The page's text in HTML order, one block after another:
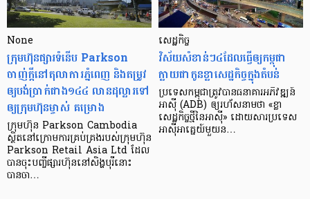
None
ក្រុមហ៊ុនផ្សារទំនើប Parkson
ចាញ់ក្ដីនៅតុលាការភ្នំពេញ និងតម្រូវ
ឲ្យបង់ប្រាក់ជាង១៤៤ លានដុល្លារទៅ
ឲ្យក្រុមហ៊ុនម្ចាស់ គម្រោង
ក្រុមហ៊ុន Parkson Cambodia
ស្ថិតនៅក្រោមការគ្រប់គ្រងរបស់ក្រុមហ៊ុន
Parkson Retail Asia Ltd ដែល
បានចុះបញ្ចីផ្សារហ៊ុននៅសិង្ហបុរីនោះ
បានចា…
សេដ្ឋកិច្ច​
វិស័យ​សំខាន់ៗ​៤​ដែល​ធ្វើ​ឲ្យ​កម្ពុជា​
ក្លាយ​ជា​កូន​ខ្លា​សេដ្ឋកិច្ច​ក្នុង​តំបន់
ប្រទេស​កម្ពុជា​ត្រូវ​បាន​ធនាគារ​អភិវឌ្ឍន៍​
អាស៊ី (ADB) ឲ្យ​រហ័ស​នាមថា «ខ្លា​
សេដ្ឋកិច្ច​ថ្មី​នៃ​អាស៊ី» ដោយសារ​ប្រទេស​
អាស៊ី​អាគ្នេយ៍​មួយ​ន…